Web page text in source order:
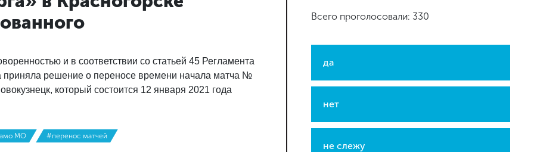
и в соответствии со статьей 45 Регламента
решение о переносе времени начала матча №
который состоится 12 января 2021 года
МО #перенос матчей
Всего проголосовали: 330
да
нет
не слежу